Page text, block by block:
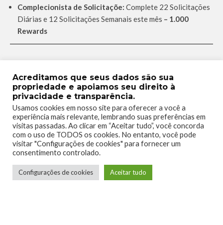
Complecionista de Solicitaçõe: Complete 22 Solicitações
Diárias e 12 Solicitações Semanais este mês – 1.000
Rewards
Solicitações! Não esqueçam de resgatar manualmente os
pontos das missões concluídas no App Móvel ou no seu
console (mais detalhes sobre como resgatar
Até semana que vem!
Acreditamos que seus dados são sua
propriedade e apoiamos seu direito à
privacidade e transparência.
Usamos cookies em nosso site para oferecer a você a
experiência mais relevante, lembrando suas preferências em
visitas passadas. Ao clicar em “Aceitar tudo”, você concorda
com o uso de TODOS os cookies. No entanto, você pode
visitar "Configurações de cookies" para fornecer um
consentimento controlado.
Configurações de cookies Aceitar tudo